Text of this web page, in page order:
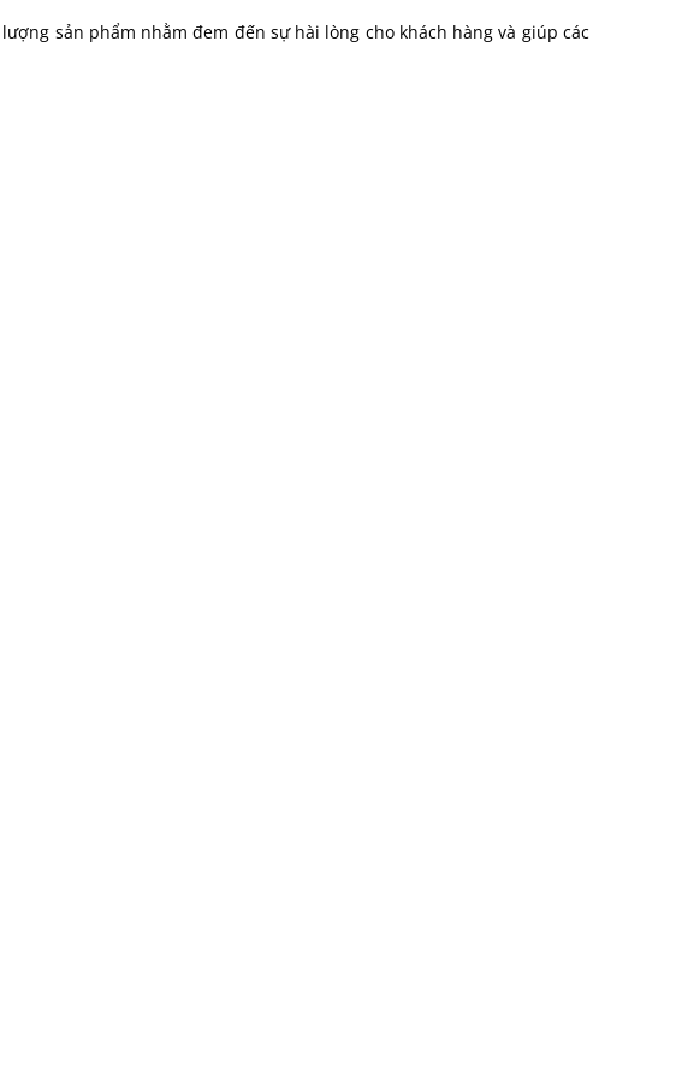
sản phẩm nhằm đem đến sự hài lòng cho khách hàng và giúp các